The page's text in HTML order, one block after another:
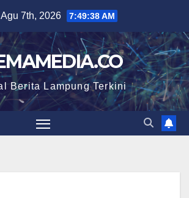
7th, 2026 7:49:39 AM
Berita Lampung Terkini